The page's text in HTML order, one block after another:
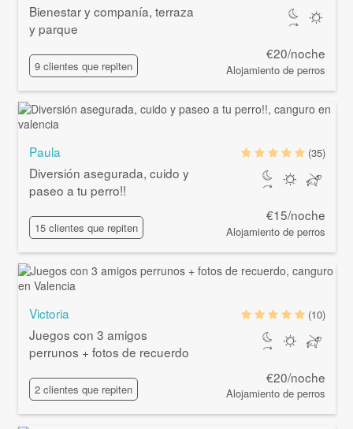
Bienestar y companía, terraza
y parque
9 clientes que repiten
€20/noche
Alojamiento de perros
Paula
Diversión asegurada, cuido y
paseo a tu perro!!
15 clientes que repiten
(35)
€15/noche
Alojamiento de perros
Victoria
Juegos con 3 amigos
perrunos + fotos de recuerdo
2 clientes que repiten
(10)
€20/noche
Alojamiento de perros